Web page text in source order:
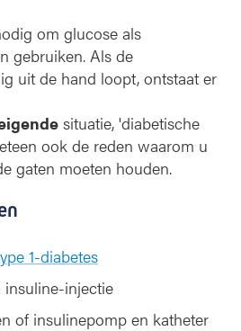
om glucose als
gebruiken. Als de
uit de hand loopt, ontstaat er
situatie, 'diabetische
ook de reden waarom u
gaten moeten houden.
1-diabetes
insuline-injectie
of insulinepomp en katheter